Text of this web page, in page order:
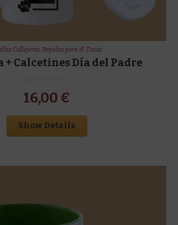
Callejeras,Regalos para él, Tazas
+ Calcetines Día del Padre
16,00 €
Show Details